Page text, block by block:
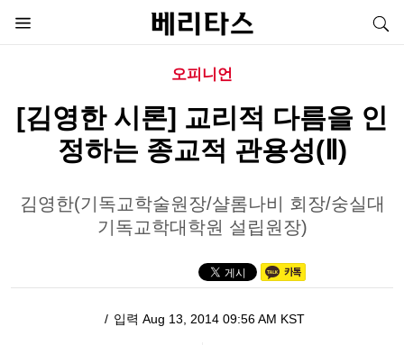
오피니언
[김영한 시론] 교리적 다름을 인
정하는 종교적 관용성(Ⅱ)
김영한(기독교학술원장/샬롬나비 회장/숭실대
기독교학대학원 설립원장)
입력 Aug 13, 2014 09:56 AM KST